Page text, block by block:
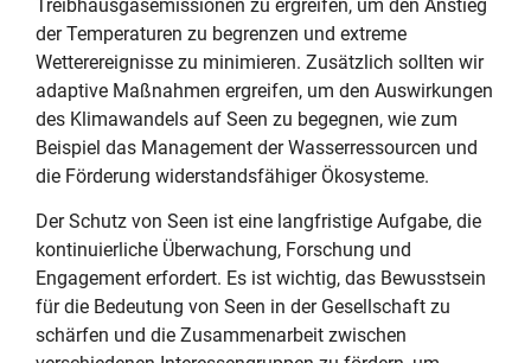
Treibhausgasemissionen zu ergreifen, um den Anstieg
der Temperaturen zu begrenzen und extreme
Wetterereignisse zu minimieren. Zusätzlich sollten wir
adaptive Maßnahmen ergreifen, um den Auswirkungen
des Klimawandels auf Seen zu begegnen, wie zum
Beispiel das Management der Wasserressourcen und
die Förderung widerstandsfähiger Ökosysteme.
Der Schutz von Seen ist eine langfristige Aufgabe, die
kontinuierliche Überwachung, Forschung und
Engagement erfordert. Es ist wichtig, das Bewusstsein
für die Bedeutung von Seen in der Gesellschaft zu
schärfen und die Zusammenarbeit zwischen